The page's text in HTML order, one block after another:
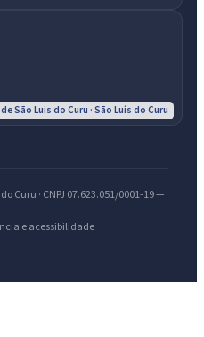
São Luis do Curu · São Luís do Curu
Curu · CNPJ 07.623.051/0001-19 —
e acessibilidade